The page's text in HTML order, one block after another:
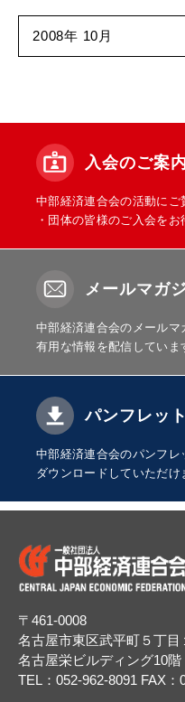
入会のご案内
中部経済連合会の活動にご
・団体の皆様のご入会をお
メールマガ
中部経済連合会のメールマ
有用な情報を配信していま
パンフレッ
中部経済連合会のパンフレ
ダウンロードしていただけ
〒461-0008
名古屋市東区武平町５丁目
名古屋栄ビルディング10階
TEL：052-962-8091 FAX：